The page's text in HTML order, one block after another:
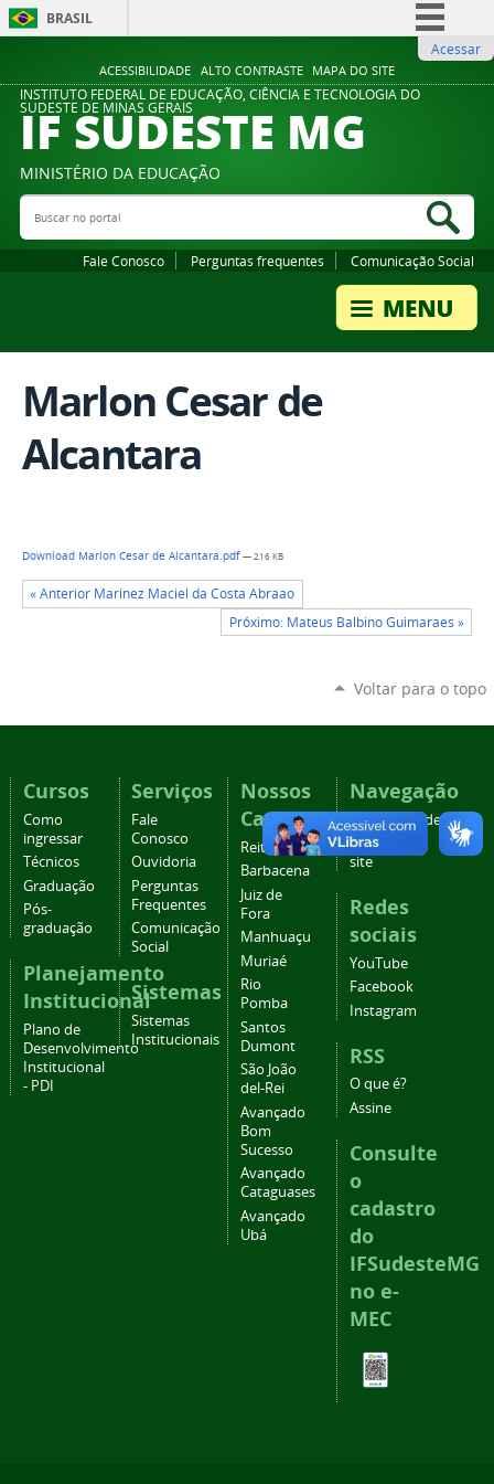
ACESSIBILIDADE ALTO CONTRASTE MAPA DO SITE
BRASIL
Comunica BR
Participe
Legislação
Acessar
INSTITUTO FEDERAL DE EDUCAÇÃO, CIÊNCIA E TECNOLOGIA DO
SUDESTE DE MINAS GERAIS
IF SUDESTE MG
MINISTÉRIO DA EDUCAÇÃO
Buscar no portal
Fale Conosco Perguntas frequentes Comunicação Social
Marlon Cesar de
Alcantara
Download Marlon Cesar de Alcantara.pdf— 216 KB
« Anterior Marinez Maciel da Costa Abraao
Próximo: Mateus Balbino Guimaraes »
Voltar para o topo
Cursos
Como
ingressar
Técnicos
Graduação
Pós-
graduação
Planejamento
Institucional
Plano de
Desenvolvimento
Institucional
- PDI
Serviços
Fale
Conosco
Ouvidoria
Perguntas
Frequentes
Comunicação
Social
Sistemas
Sistemas
Institucionais
Nossos
Campi
Reitoria
Barbacena
Juiz de
Fora
Manhuaçu
Muriaé
Rio
Pomba
Santos
Dumont
São João
del-Rei
Avançado
Bom
Sucesso
Avançado
Cataguases
Avançado
Ubá
Navegação
Acessibilidade
Mapa do
site
Redes
sociais
YouTube
Facebook
Instagram
RSS
O que é?
Assine
Consulte
o
cadastro
do
IFSudesteMG
no e-
MEC